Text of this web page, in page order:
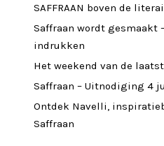
SAFFRAAN boven de
Saffraan wordt gesmaakt
indrukken
Het weekend van de
Saffraan – Uitnodiging 4
Ontdek Navelli,
Saffraan